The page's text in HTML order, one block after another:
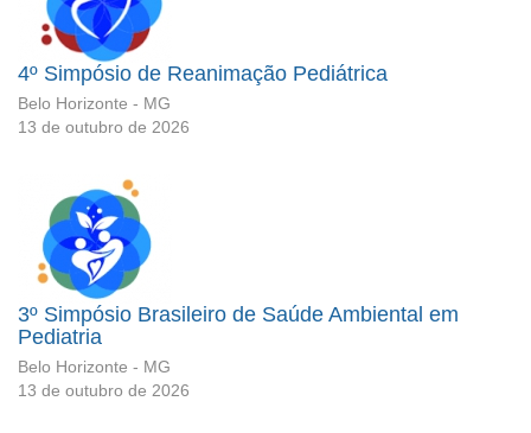
4º Simpósio de Reanimação Pediátrica
Belo Horizonte - MG
13 de outubro de 2026
3º Simpósio Brasileiro de Saúde Ambiental em
Pediatria
Belo Horizonte - MG
13 de outubro de 2026